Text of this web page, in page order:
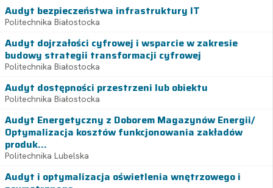
Audyt bezpieczeństwa infrastruktury IT
Politechnika Białostocka
Audyt dojrzałości cyfrowej i wsparcie w zakresie
budowy strategii transformacji cyfrowej
Politechnika Białostocka
Audyt dostępności przestrzeni lub obiektu
Politechnika Białostocka
Audyt Energetyczny z Doborem Magazynów Energii/
Optymalizacja kosztów funkcjonowania zakładów
produk...
Politechnika Lubelska
Audyt i optymalizacja oświetlenia wnętrzowego i